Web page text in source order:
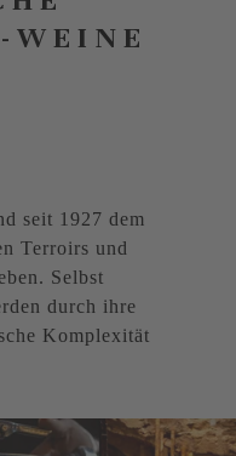
WEINE
seit 1927 dem
Terroirs und
Selbst
durch ihre
Komplexität